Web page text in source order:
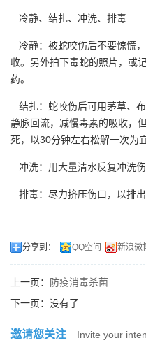
冷静、结扎、冲洗、排毒
冷静：被蛇咬伤后不要惊慌
收。另外拍下毒蛇的照片，或
药。
结扎：蛇咬伤后可用茅草、
静脉回流，减慢毒素的吸收，
死，以30分钟左右松解一次为宜
冲洗：用大量清水反复冲洗伤
排毒：尽力挤压伤口，以排出
分享到： QQ空间 新浪微
上一页：
防疫消毒杀菌
下一页：没有了
邀请您关注 Invite your